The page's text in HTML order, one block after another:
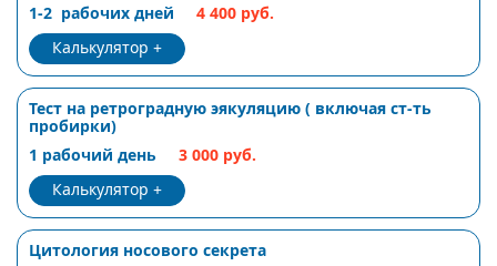
1-2 рабочих дней
4 400 руб.
Калькулятор
Тест на ретроградную эякуляцию ( включая ст-ть
пробирки)
1 рабочий день
3 000 руб.
Калькулятор
Цитология носового секрета